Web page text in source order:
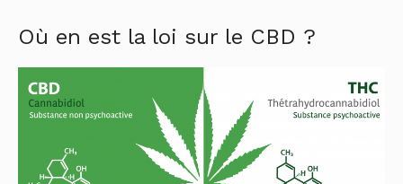
Où en est la loi sur le CBD ?